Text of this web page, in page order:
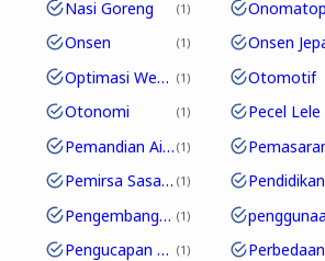
Nasi Goreng 1
Onsen 1 Onsen
Optimasi Website 1 Otomotif
Otonomi 1 Pecel Lele
Pemandian Air Panas 1
Pemirsa Sasaran 1 Pendidikan
Pengembangan Karakter 1
Pengucapan Unik 1